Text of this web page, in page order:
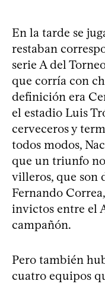
En la tarde se
restaban
serie A del
que corría con
definición era
el estadio Luis
cerveceros y
todos modos,
que un triunfo
villeros, que son
Fernando
invictos entre el
campañón.
Pero también
cuatro equipos